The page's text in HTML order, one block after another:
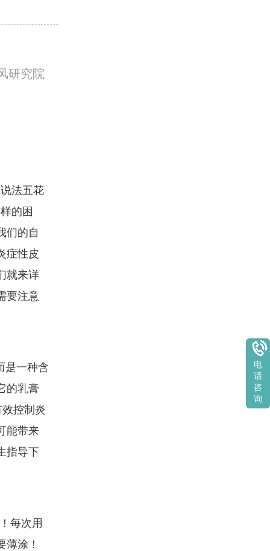
研究院
法五花
的困
们的自
症性皮
就来详
要注意
是一种含
的乳膏
控制炎
能带来
指导下
每次用
涂！
电
话
咨
询